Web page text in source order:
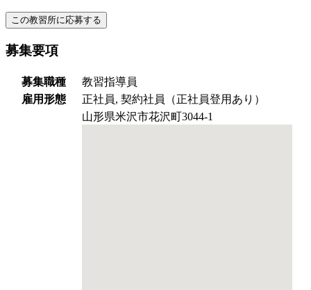
募集要項
募集職種
教習指導員
雇用形態
正社員, 契約社員（正社員登用あり）
山形県米沢市花沢町3044-1